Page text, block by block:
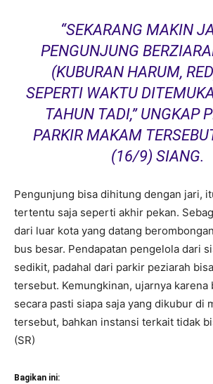
“SEKARANG MAKIN
PENGUNJUNG
(KUBURAN HARUM,
SEPERTI WAKTU
TAHUN TADI,” UNGKAP
PARKIR MAKAM
(16/9) SIANG.
Pengunjung bisa dihitung dengan jari,
tertentu saja seperti akhir pekan.
dari luar kota yang datang
bus besar. Pendapatan pengelola dari
sedikit, padahal dari parkir peziarah
tersebut. Kemungkinan, ujarnya karena
secara pasti siapa saja yang dikubur di
tersebut, bahkan instansi terkait tidak
(SR)
Bagikan ini: